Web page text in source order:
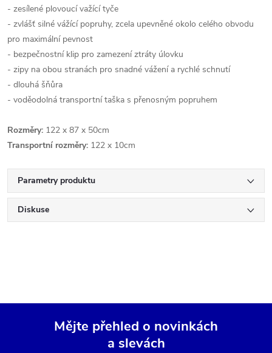
- zesílené plovoucí važící tyče
- zvlášť silné vážící popruhy, zcela upevněné okolo celého obvodu
pro maximální pevnost
- bezpečnostní klip pro zamezení ztráty úlovku
- zipy na obou stranách pro snadné vážení a rychlé schnutí
- dlouhá šňůra
- voděodolná transportní taška s přenosným popruhem
Rozměry: 122 x 87 x 50cm
Transportní rozměry: 122 x 10cm
Parametry produktu
Diskuse
Mějte přehled o novinkách
a slevách